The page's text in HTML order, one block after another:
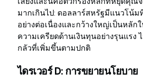
มากเกินไป: ดอลลาร์สหรัฐมีแนวโน้ม
อย่างต่อเนื่องและกว้างใหญ่เป็นหลัก
ความเครียดด้านเงินทุนอย่างรุนแรง
กลัวที่เพิ่มขึ้นตามปกติ
ไดรเวอร์ D: การขยายนโยบาย